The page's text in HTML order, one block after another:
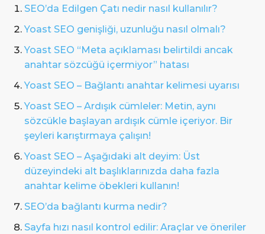
SEO’da Edilgen Çatı nedir nasıl kullanılır?
Yoast SEO genişliği, uzunluğu nasıl olmalı?
Yoast SEO “Meta açıklaması belirtildi ancak
anahtar sözcüğü içermiyor” hatası
Yoast SEO – Bağlantı anahtar kelimesi uyarısı
Yoast SEO – Ardışık cümleler: Metin, aynı
sözcükle başlayan ardışık cümle içeriyor. Bir
şeyleri karıştırmaya çalışın!
Yoast SEO – Aşağıdaki alt deyim: Üst
düzeyindeki alt başlıklarınızda daha fazla
anahtar kelime öbekleri kullanın!
SEO’da bağlantı kurma nedir?
Sayfa hızı nasıl kontrol edilir: Araçlar ve öneriler